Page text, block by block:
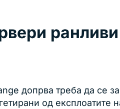
допрва треба да се
од експлоатите